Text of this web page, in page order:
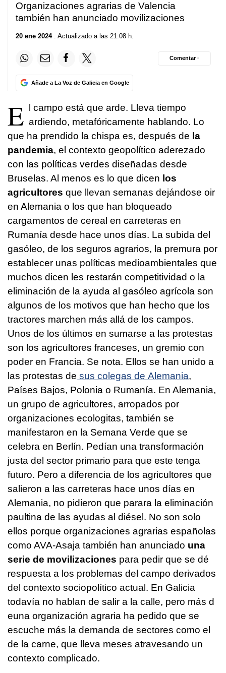
Organizaciones agrarias de Valencia
también han anunciado movilizaciones
20 ene 2024. Actualizado a las 21:08 h.
Añade a La Voz de Galicia en Google
Comentar ·
E l campo está que arde. Lleva tiempo
ardiendo, metafóricamente hablando. Lo
que ha prendido la chispa es, después de la
pandemia, el contexto geopolítico aderezado
con las políticas verdes diseñadas desde
Bruselas. Al menos es lo que dicen los
agricultores que llevan semanas dejándose oir
en Alemania o los que han bloqueado
cargamentos de cereal en carreteras en
Rumanía desde hace unos días. La subida del
gasóleo, de los seguros agrarios, la premura por
establecer unas políticas medioambientales que
muchos dicen les restarán competitividad o la
eliminación de la ayuda al gasóleo agrícola son
algunos de los motivos que han hecho que los
tractores marchen más allá de los campos.
Unos de los últimos en sumarse a las protestas
son los agricultores franceses, un gremio con
poder en Francia. Se nota. Ellos se han unido a
las protestas de sus colegas de Alemania,
Países Bajos, Polonia o Rumanía. En Alemania,
un grupo de agricultores, arropados por
organizaciones ecologitas, también se
manifestaron en la Semana Verde que se
celebra en Berlín. Pedían una transformación
justa del sector primario para que este tenga
futuro. Pero a diferencia de los agricultores que
salieron a las carreteras hace unos días en
Alemania, no pidieron que parara la eliminación
paultina de las ayudas al diésel. No son solo
ellos porque organizaciones agrarias españolas
como AVA-Asaja también han anunciado una
serie de movilizaciones para pedir que se dé
respuesta a los problemas del campo derivados
del contexto sociopolítico actual. En Galicia
todavía no hablan de salir a la calle, pero más d
euna organización agraria ha pedido que se
escuche más la demanda de sectores como el
de la carne, que lleva meses atravesando un
contexto complicado.